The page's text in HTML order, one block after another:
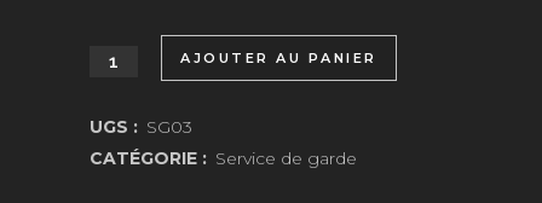
quantité
Service
AJOUTER AU PANIER
UGS : SG03
CATÉGORIE : Service de garde